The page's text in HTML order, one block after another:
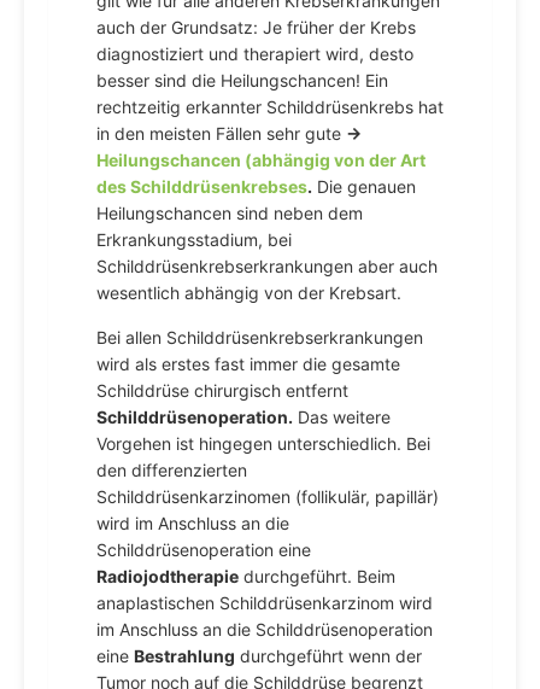
auch der Grundsatz: Je früher der Krebs
diagnostiziert und therapiert wird, desto
besser sind die Heilungschancen! Ein
rechtzeitig erkannter Schilddrüsenkrebs hat
in den meisten Fällen sehr gute →
Heilungschancen (abhängig von der Art
des Schilddrüsenkrebses. Die genauen
Heilungschancen sind neben dem
Erkrankungsstadium, bei
Schilddrüsenkrebserkrankungen aber auch
wesentlich abhängig von der Krebsart.
Bei allen Schilddrüsenkrebserkrankungen
wird als erstes fast immer die gesamte
Schilddrüse chirurgisch entfernt
Schilddrüsenoperation. Das weitere
Vorgehen ist hingegen unterschiedlich. Bei
den differenzierten
Schilddrüsenkarzinomen (follikulär, papillär)
wird im Anschluss an die
Schilddrüsenoperation eine
Radiojodtherapie durchgeführt. Beim
anaplastischen Schilddrüsenkarzinom wird
im Anschluss an die Schilddrüsenoperation
eine Bestrahlung durchgeführt wenn der
Tumor noch auf die Schilddrüse begrenzt